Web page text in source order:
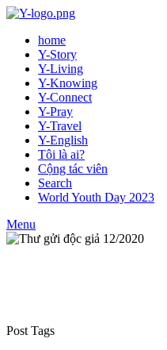
home
Y-Story
Y-Living
Y-Knowing
Y-Connect
Y-Pray
Y-Travel
Y-English
Tôi là ai?
Cộng tác viên
Search
World Youth Day 2023
Menu
Post Tags